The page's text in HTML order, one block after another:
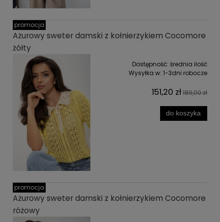
Ażurowy sweter damski z kołnierzykiem Cocomore
żółty
Dostępność: średnia ilość
Wysyłka w: 1-3dni robocze
151,20 zł189,00 zł
do koszyka
promocja
Ażurowy sweter damski z kołnierzykiem Cocomore
różowy
promocja